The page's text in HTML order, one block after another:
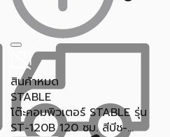
สินค้าหมด
STABLE
โต๊ะคอมพิวเตอร์ STABLE รุ่น
ST-120B 120 ซม. สีบีช-...